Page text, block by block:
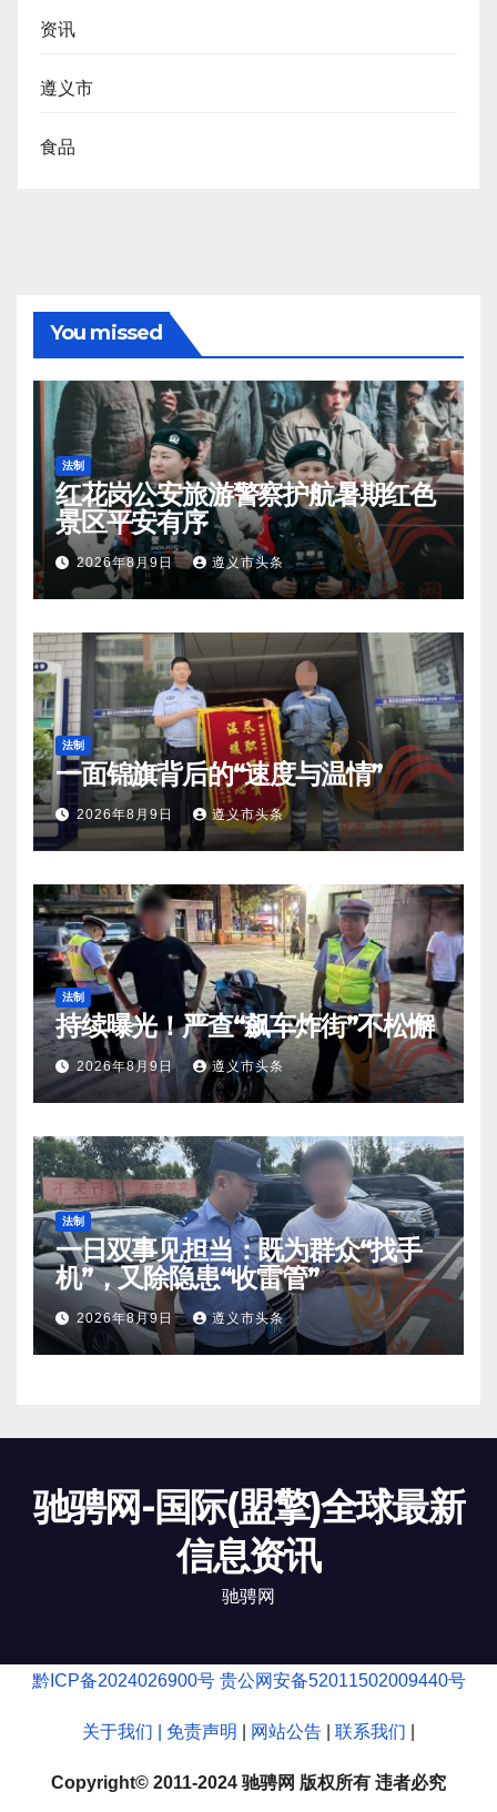
资讯
遵义市
食品
You missed
法制
红花岗公安旅游警察护航暑期红色
景区平安有序
2026年8月9日 遵义市头条
法制
一面锦旗背后的“速度与温情”
2026年8月9日 遵义市头条
法制
持续曝光！严查“飙车炸街”不松懈
2026年8月9日 遵义市头条
法制
一日双事见担当：既为群众“找手
机”，又除隐患“收雷管”
2026年8月9日 遵义市头条
驰骋网-国际(盟擎)全球最新
信息资讯
驰骋网
黔ICP备2024026900号 贵公网安备52011502009440号
关于我们 | 免责声明 网站公告 联系我们
Copyright© 2011-2024 驰骋网 版权所有 违者必究